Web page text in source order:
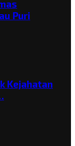
Puri
Kejahatan